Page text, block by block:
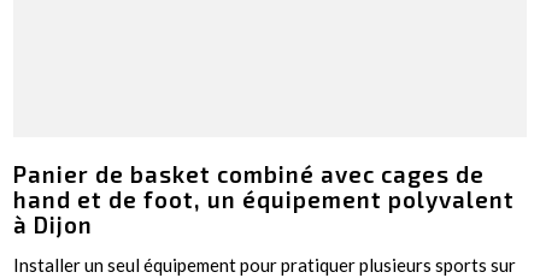
Panier de basket combiné avec cages de
hand et de foot, un équipement polyvalent
à Dijon
Installer un seul équipement pour pratiquer plusieurs sports sur